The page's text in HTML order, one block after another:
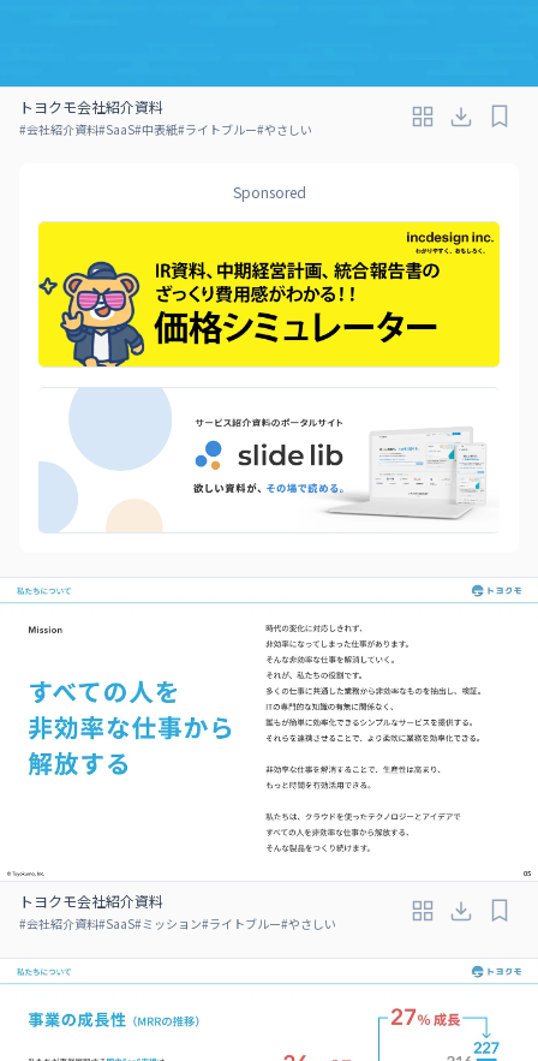
トヨクモ会社紹介資料
#会社紹介資料#SaaS#中表紙#ライトブルー#やさしい
Sponsored
トヨクモ会社紹介資料
#会社紹介資料#SaaS#ミッション#ライトブルー#やさしい